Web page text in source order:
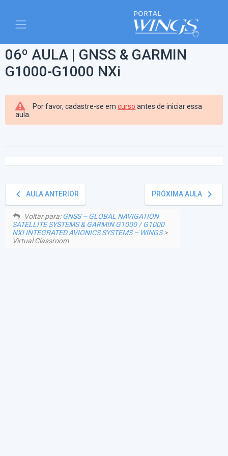
06º AULA | GNSS & GARMIN
G1000-G1000 NXi
Por favor, cadastre-se emcurso antes de iniciar essa
aula.
keyboard_arrow_left AULA ANTERIOR PRÓXIMA AULA keyboard_arrow_right
Voltar para:GNSS – GLOBAL NAVIGATION
SATELLITE SYSTEMS & GARMIN G1000 / G1000
NXI INTEGRATED AVIONICS SYSTEMS – WINGS>
Virtual Classroom